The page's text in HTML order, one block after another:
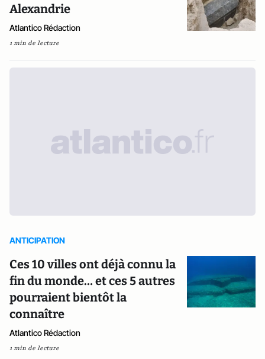
Alexandrie
Atlantico Rédaction
1 min de lecture
ANTICIPATION
Ces 10 villes ont déjà connu la
fin du monde… et ces 5 autres
pourraient bientôt la
connaître
Atlantico Rédaction
1 min de lecture